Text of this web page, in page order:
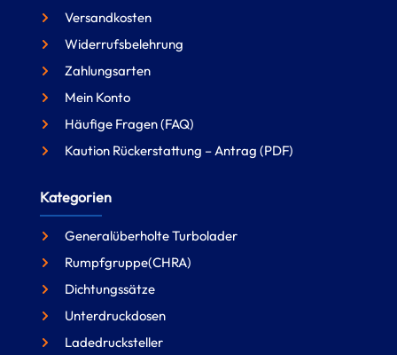
Versandkosten
Widerrufsbelehrung
Zahlungsarten
Mein Konto
Häufige Fragen (FAQ)
Kaution Rückerstattung – Antrag (PDF)
Kategorien
Generalüberholte Turbolader
Rumpfgruppe(CHRA)
Dichtungssätze
Unterdruckdosen
Ladedrucksteller